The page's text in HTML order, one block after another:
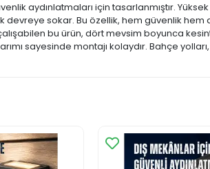
aydınlatmaları için tasarlanmıştır.
devreye sokar. Bu özellik, hem güvenlik
bu ürün, dört mevsim boyunca
sayesinde montajı kolaydır. Bahçe